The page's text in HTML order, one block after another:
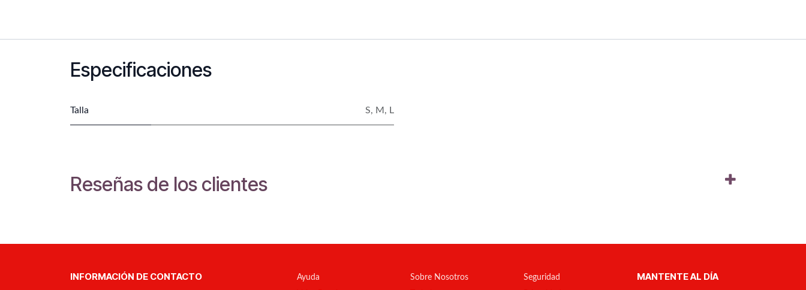
Especificaciones
Talla S, M , L
Reseñas de los clientes
INFORMACIÓN DE CONTACTO Ayuda Sobre Nosotros Seguridad MANTENTE AL DÍA